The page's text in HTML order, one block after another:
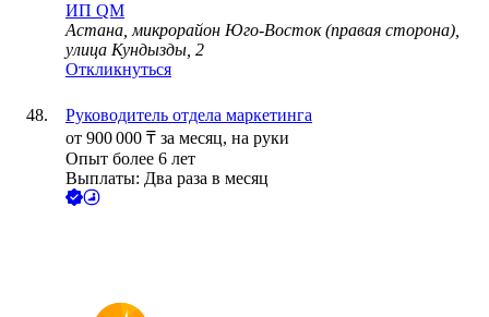
ИП QM
Астана, микрорайон Юго-Восток (правая сторона),
улица Кундызды, 2
Откликнуться
Руководитель отдела маркетинга
от 900 000 ₸ за месяц, на руки
Опыт более 6 лет
Выплаты: Два раза в месяц